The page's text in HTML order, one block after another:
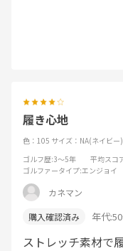
履き心地
色：105 サイズ：NA(ネイビー)
ゴルフ歴:3～5年 平均スコ
ゴルファータイプ:エンジョイ
カネマン
年代:
ストレッチ素材で